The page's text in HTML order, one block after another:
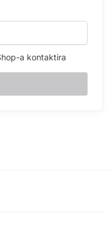
a kontaktira